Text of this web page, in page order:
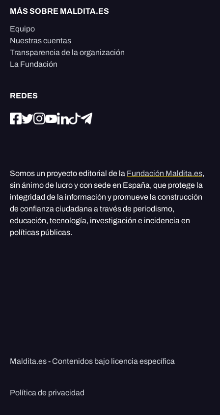
MÁS SOBRE MALDITA.ES
Equipo
Nuestras cuentas
Transparencia de la organización
La Fundación
REDES
Somos un proyecto editorial de la Fundación Maldita.es,
sin ánimo de lucro y con sede en España, que protege la
integridad de la información y promueve la construcción
de confianza ciudadana a través de periodismo,
educación, tecnología, investigación e incidencia en
políticas públicas.
Maldita.es - Contenidos bajo licencia específica
Política de privacidad